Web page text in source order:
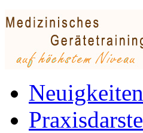
Neuigkeiten